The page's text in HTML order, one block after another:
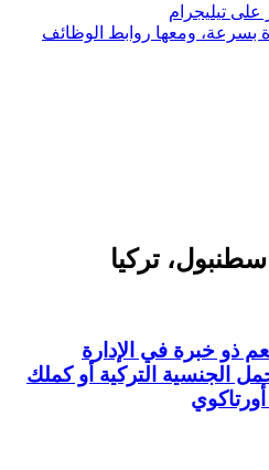
تيليجرام
بسرعة، ومعها روابط الوظائف
تركيا
خبرة في الإدارة
الجنسية التركية أو كملك